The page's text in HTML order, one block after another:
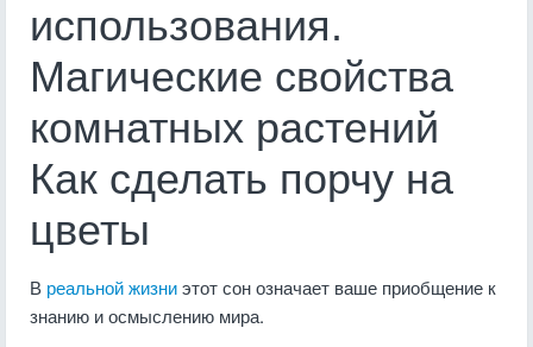
использования.
Магические свойства
комнатных растений
Как сделать порчу на
цветы
В реальной жизниэтот сон означает ваше приобщение к
знанию и осмыслению мира.